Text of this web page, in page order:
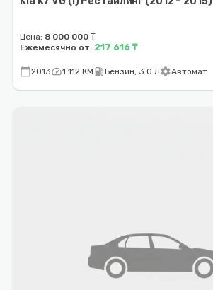
Цена: 8 000 000 ₸
Ежемесячно от: 217 616 ₸
calendar_today2013speed1 112 КМ local_gas_stationБензин, 3.0 ЛsettingsАвтомат